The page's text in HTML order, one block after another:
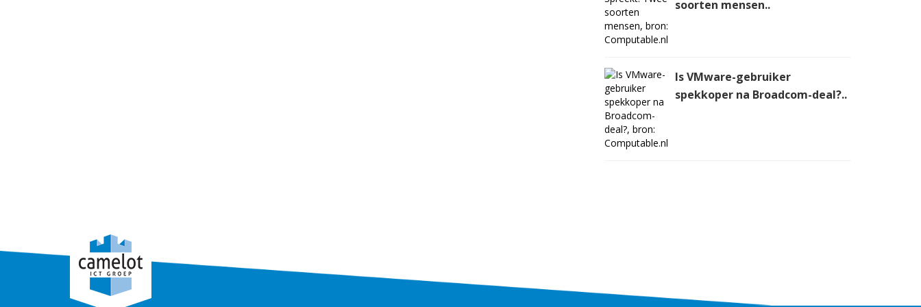
soorten mensen..
Is VMware-gebruiker
spekkoper na Broadcom-deal?..